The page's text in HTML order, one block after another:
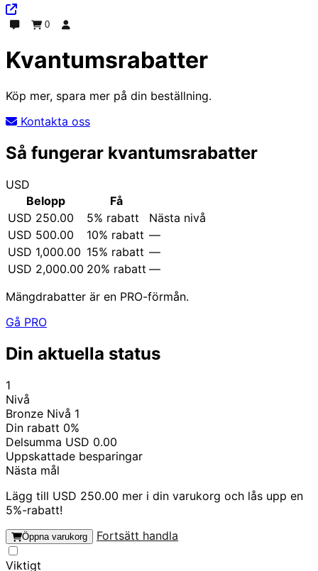
0
Kvantumsrabatter
Köp mer, spara mer på din beställning.
Kontakta oss
Så fungerar kvantumsrabatter
USD
Belopp
Få
USD 250.00 5% rabatt
Nästa nivå
USD 500.00 10% rabatt —
USD 1,000.00 15% rabatt —
USD 2,000.00 20% rabatt —
Mängdrabatter är en PRO-förmån.
Gå PRO
Din aktuella status
1
Nivå
Bronze Nivå 1
Din rabatt 0%
Delsumma USD 0.00
Uppskattade besparingar
Nästa mål
Lägg till USD 250.00 mer i din varukorg och lås upp en
5%-rabatt!
Öppna varukorg Fortsätt handla
Viktigt